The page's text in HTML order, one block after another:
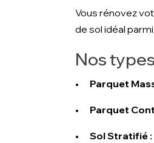
Vous rénovez
de sol idéal
Nos
• Parquet
• Parquet
• Sol Stratifié :